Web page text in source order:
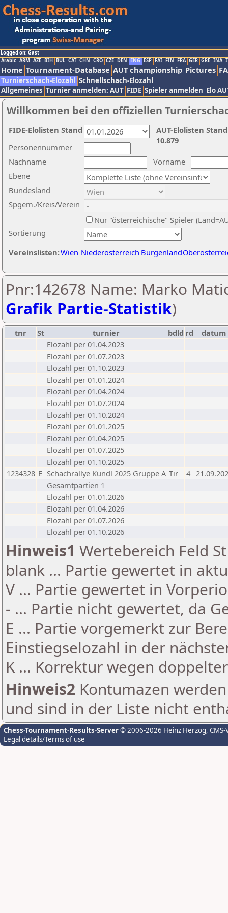
Logged on: Gast
Arabic ARM AZE BIH BUL CAT CHN CRO CZE DEN ENG ESP FAI FIN FRA GER GRE INA
Home Tournament-Database AUT championship Pictures
Turnierschach-Elozahl Schnellschach-Elozahl
Allgemeines Turnier anmelden: AUT FIDE Spieler anmelden Elo
Willkommen bei den offiziellen
Nachname
Vorname
Ebene
Sortierung
Personennummer
Bundesland
Spgem./Kreis/Verein
Nur "österreichische" Spieler
Vereinslisten:Wien Niederösterreich Burgenland
AUT-Elolisten
10.879
FIDE-Elolisten Stand
Pnr:142678 Name: Marko
Grafik Partie-Statistik)
tnr St turnier bdld rd
datum
Elozahl per 01.04.2023
Elozahl per 01.07.2023
Elozahl per 01.10.2023
Elozahl per 01.01.2024
Elozahl per 01.04.2024
Elozahl per 01.07.2024
Elozahl per 01.10.2024
Elozahl per 01.01.2025
Elozahl per 01.04.2025
Elozahl per 01.07.2025
Elozahl per 01.10.2025
1234328 E Schachrallye Kundl 2025 Gruppe A Tir 4
Gesamtpartien 1
Elozahl per 01.01.2026
Elozahl per 01.04.2026
Elozahl per 01.07.2026
Elozahl per 01.10.2026
Hinweis1 Wertebereich Feld
blank ... Partie gewertet in
V ... Partie gewertet in
- ... Partie nicht gewertet, da
E ... Partie vorgemerkt zur
Einstiegselozahl in der
K ... Korrektur wegen
Hinweis2 Kontumazen
und sind in der Liste nicht
Chess-Tournament-Results-Server© 2006-2026 Heinz Herzog,
Legal details/Terms of use